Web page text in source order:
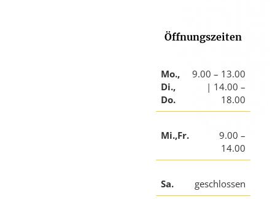
Öffnungszeiten
Mo.,
Di.,
Do.
9.00 – 13.00
| 14.00 –
18.00
Mi.,Fr.
9.00 –
14.00
Sa. geschlossen